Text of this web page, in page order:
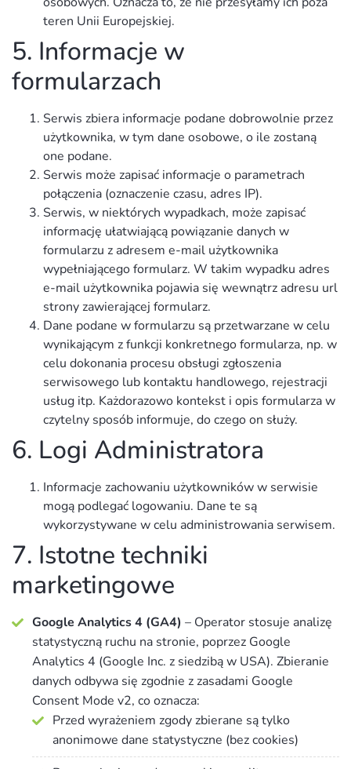
teren Unii Europejskiej.
5. Informacje w
formularzach
Serwis zbiera informacje podane dobrowolnie przez
użytkownika, w tym dane osobowe, o ile zostaną
one podane.
Serwis może zapisać informacje o parametrach
połączenia (oznaczenie czasu, adres IP).
Serwis, w niektórych wypadkach, może zapisać
informację ułatwiającą powiązanie danych w
formularzu z adresem e-mail użytkownika
wypełniającego formularz. W takim wypadku adres
e-mail użytkownika pojawia się wewnątrz adresu url
strony zawierającej formularz.
Dane podane w formularzu są przetwarzane w celu
wynikającym z funkcji konkretnego formularza, np. w
celu dokonania procesu obsługi zgłoszenia
serwisowego lub kontaktu handlowego, rejestracji
usług itp. Każdorazowo kontekst i opis formularza w
czytelny sposób informuje, do czego on służy.
6. Logi Administratora
Informacje zachowaniu użytkowników w serwisie
mogą podlegać logowaniu. Dane te są
wykorzystywane w celu administrowania serwisem.
7. Istotne techniki
marketingowe
Google Analytics 4 (GA4) – Operator stosuje analizę
statystyczną ruchu na stronie, poprzez Google
Analytics 4 (Google Inc. z siedzibą w USA). Zbieranie
danych odbywa się zgodnie z zasadami Google
Consent Mode v2, co oznacza:
Przed wyrażeniem zgody zbierane są tylko
anonimowe dane statystyczne (bez cookies)